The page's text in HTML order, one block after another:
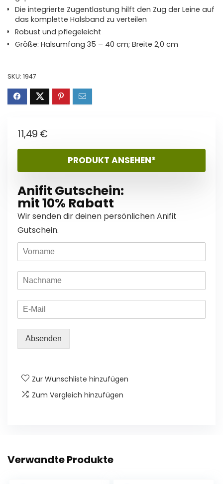
Die integrierte Zugentlastung hilft den Zug der Leine auf
das komplette Halsband zu verteilen
Robust und pflegeleicht
Größe: Halsumfang 35 – 40 cm; Breite 2,0 cm
SKU: 1947
11,49 €
PRODUKT ANSEHEN*
Anifit Gutschein:
mit 10% Rabatt
Wir senden dir deinen persönlichen Anifit
Gutschein.
Absenden
Zur Wunschliste hinzufügen
Zum Vergleich hinzufügen
Verwandte Produkte